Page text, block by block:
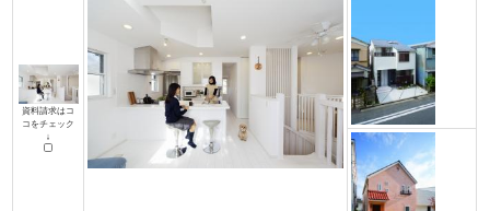
お一人おひとりが「大切にしている想い」を確かに受け止め、心を込めて
イノベーションは住宅・不動産を通じ、住宅の新しい常識を創り、本物の
へ繋いでまいります。 永く愛着をもって暮らしたいと思える、素材の質感
やすさを叶える確かな住宅性能。そんな欧⽶の住宅思想に基づいた住む⼈の